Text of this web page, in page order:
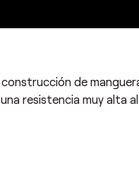
construcción de
resistencia muy alta